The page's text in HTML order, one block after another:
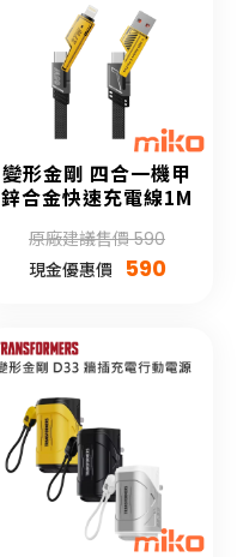
變形金剛 四合一機甲
鋅合金快速充電線1M
原廠建議售價 590
現金優惠價
590